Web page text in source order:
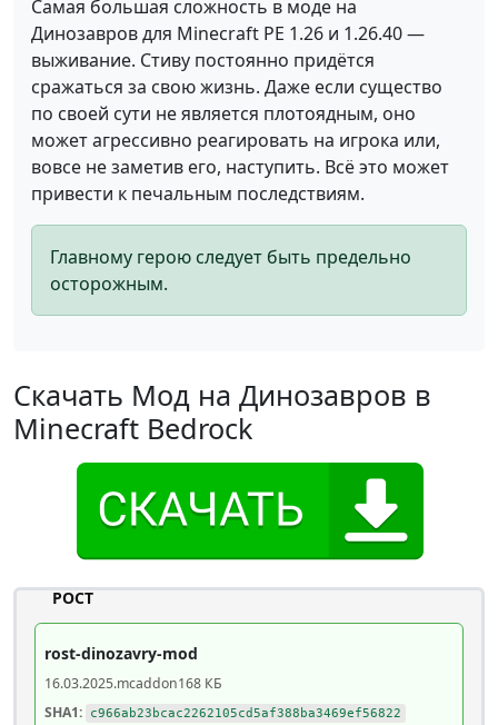
Самая большая сложность в моде на
Динозавров для Minecraft PE 1.26 и 1.26.40 —
выживание. Стиву постоянно придётся
сражаться за свою жизнь. Даже если существо
по своей сути не является плотоядным, оно
может агрессивно реагировать на игрока или,
вовсе не заметив его, наступить. Всё это может
привести к печальным последствиям.
Главному герою следует быть предельно
осторожным.
Скачать Мод на Динозавров в
Minecraft Bedrock
РОСТ
rost-dinozavry-mod
16.03.2025.mcaddon168 КБ
SHA1:
c966ab23bcac2262105cd5af388ba3469ef56822